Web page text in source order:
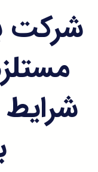
شرکت